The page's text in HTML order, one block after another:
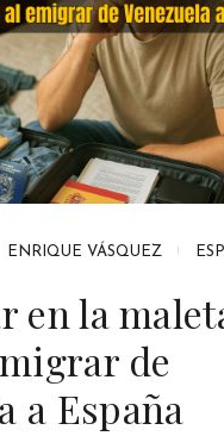
ENRIQUE VÁSQUEZ
en la
de
a España